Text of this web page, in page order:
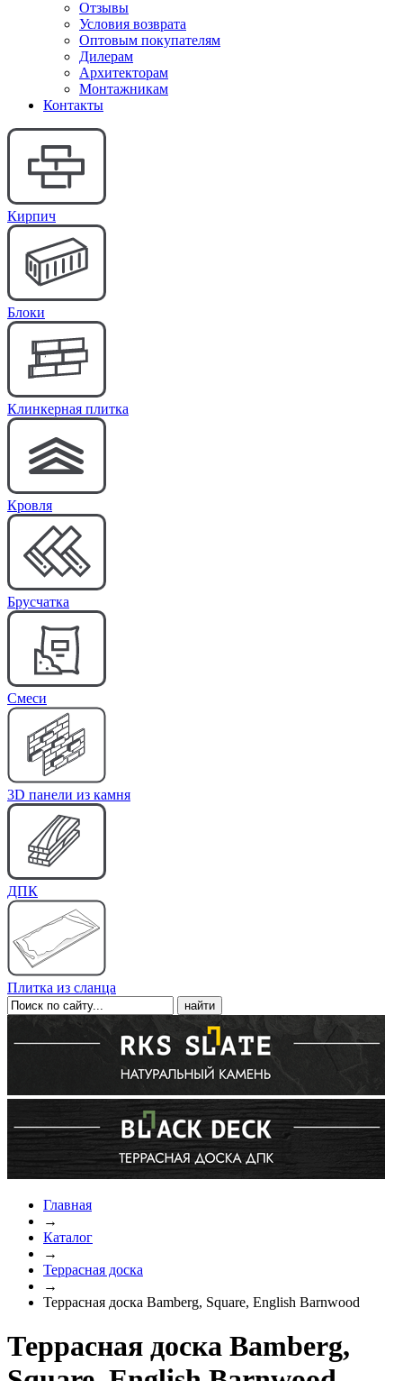
Отзывы
Условия возврата
Оптовым покупателям
Дилерам
Архитекторам
Монтажникам
Контакты
Кирпич
Блоки
Клинкерная плитка
Кровля
Брусчатка
Cмеси
3D панели из камня
ДПК
Плитка из сланца
Главная
→
Каталог
→
Террасная доска
→
Террасная доска Bamberg, Square, English Barnwood
Террасная доска Bamberg,